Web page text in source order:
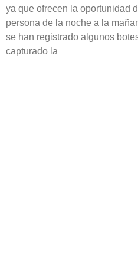
ya que ofrecen la oportunidad
persona de la noche a la
se han registrado algunos
capturado la